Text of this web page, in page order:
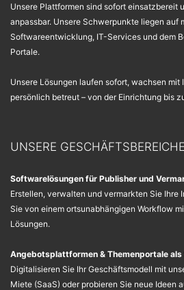
Unsere Plattformen sind sofort einsatzbereit
anpassbar. Unsere Schwerpunkte liegen auf
Softwareentwicklung, IT-Services und dem
Portale.
Unsere Lösungen laufen sofort, wachsen mit
persönlich betreut – von der Einrichtung bis
UNSERE GESCHÄFTSBEREICHE
Softwarelösungen für Publisher und
Erstellen, verwalten und vermarkten Sie Ihre
Sie von einem ortsunabhängigen Workflow
Lösungen.
Angebotsplattformen & Themenportale
Digitalisieren Sie Ihr Geschäftsmodell mit
Miete (SaaS) oder probieren Sie neue Ideen